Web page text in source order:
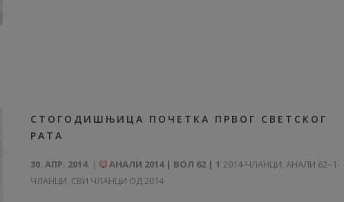
СТОГОДИШЊИЦА ПОЧЕТКА ПРВОГ СВЕТСКОГ
РАТА
30. АПР. 2014. АНАЛИ 2014 | ВОЛ 62 | 1 2014-ЧЛАНЦИ, АНАЛИ 62–1-
ЧЛАНЦИ, СВИ ЧЛАНЦИ ОД 2014